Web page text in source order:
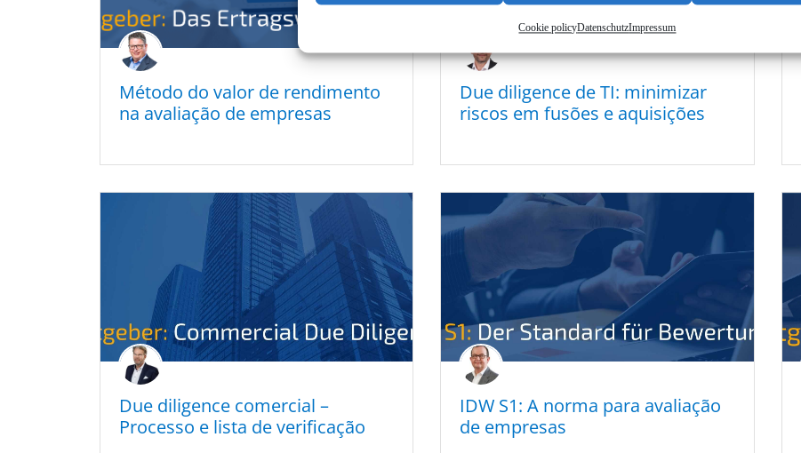
Cookie policyDatenschutzImpressum
Método do valor de rendi­men­to
na avalia­ção de empresas
Due diligence deTI: minimi­zar
riscos em fusões e aquisições
Due diligence comer­cial –
Proces­so e lista de verificação
IDW S1: A norma para avalia­ção
de empresas